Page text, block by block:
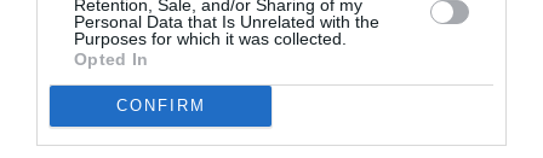
Retention, Sale, and/or Sharing of my
Personal Data that Is Unrelated with the
Purposes for which it was collected.
Opted In
CONFIRM
βιβλίο,εδώ.
Ακολουθήστε το Culturenow.gr στο
μάθετε πρώτοι όλες τις ειδήσεις
Δείτε όλα τατελευταία νέαγια την Τέχνη και τον